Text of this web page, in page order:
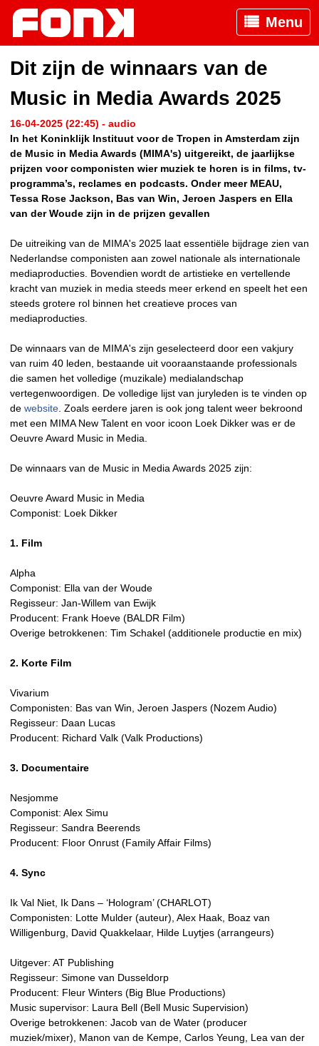
Menu
Dit zijn de winnaars van de
Music in Media Awards 2025
16-04-2025 (22:45) - audio
In het Koninklijk Instituut voor de Tropen in Amsterdam zijn
de Music in Media Awards (MIMA's) uitgereikt, de jaarlijkse
prijzen voor componisten wier muziek te horen is in films, tv-
programma’s, reclames en podcasts. Onder meer MEAU,
Tessa Rose Jackson, Bas van Win, Jeroen Jaspers en Ella
van der Woude zijn in de prijzen gevallen
De uitreiking van de MIMA's 2025 laat essentiële bijdrage zien van
Nederlandse componisten aan zowel nationale als internationale
mediaproducties. Bovendien wordt de artistieke en vertellende
kracht van muziek in media steeds meer erkend en speelt het een
steeds grotere rol binnen het creatieve proces van
mediaproducties.
De winnaars van de MIMA's zijn geselecteerd door een vakjury
van ruim 40 leden, bestaande uit vooraanstaande professionals
die samen het volledige (muzikale) medialandschap
vertegenwoordigen. De volledige lijst van juryleden is te vinden op
de website . Zoals eerdere jaren is ook jong talent weer bekroond
met een MIMA New Talent en voor icoon Loek Dikker was er de
Oeuvre Award Music in Media.
De winnaars van de Music in Media Awards 2025 zijn:
Oeuvre Award Music in Media
Componist: Loek Dikker
1. Film
Alpha
Componist: Ella van der Woude
Regisseur: Jan-Willem van Ewijk
Producent: Frank Hoeve (BALDR Film)
Overige betrokkenen: Tim Schakel (additionele productie en mix)
2. Korte Film
Vivarium
Componisten: Bas van Win, Jeroen Jaspers (Nozem Audio)
Regisseur: Daan Lucas
Producent: Richard Valk (Valk Productions)
3. Documentaire
Nesjomme
Componist: Alex Simu
Regisseur: Sandra Beerends
Producent: Floor Onrust (Family Affair Films)
4. Sync
Ik Val Niet, Ik Dans – ‘Hologram’ (CHARLOT)
Componisten: Lotte Mulder (auteur), Alex Haak, Boaz van
Willigenburg, David Quakkelaar, Hilde Luytjes (arrangeurs)
Uitgever: AT Publishing
Regisseur: Simone van Dusseldorp
Producent: Fleur Winters (Big Blue Productions)
Music supervisor: Laura Bell (Bell Music Supervision)
Overige betrokkenen: Jacob van de Water (producer
muziek/mixer), Manon van de Kempe, Carlos Yeung, Lea van der